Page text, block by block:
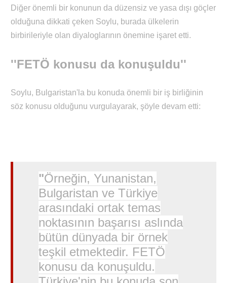
Diğer önemli bir konunun da düzensiz ve yasa dışı göçler
olduğuna dikkati çeken Soylu, burada ülkelerin
birbirileriyle olan diyaloglarının önemine işaret etti.
''FETÖ konusu da konuşuldu''
Soylu, Bulgaristan'la bu konuda önemli bir iş birliğinin
söz konusu olduğunu vurgulayarak, şöyle devam etti:
"Örneğin, Yunanistan,
Bulgaristan ve Türkiye
arasındaki ortak temas
noktasının başarısı aslında
bütün dünyada bir örnek
teşkil etmektedir. FETÖ
konusu da konuşuldu.